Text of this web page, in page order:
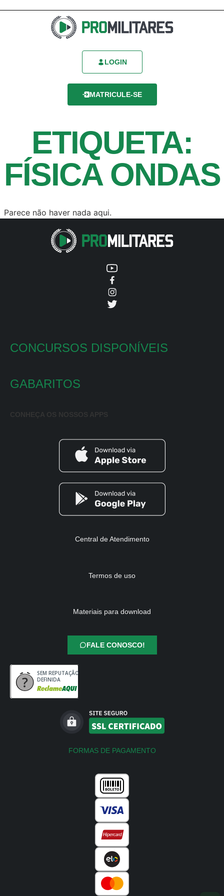
LOGIN
MATRICULE-SE
ETIQUETA:
FÍSICA ONDAS
Parece não haver nada aqui.
CONCURSOS DISPONÍVEIS
GABARITOS
CONHEÇA OS NOSSOS APPS
Central de Atendimento
Termos de uso
Materiais para download
FALE CONOSCO!
SEM REPUTAÇÃO
DEFINIDA
FORMAS DE PAGAMENTO